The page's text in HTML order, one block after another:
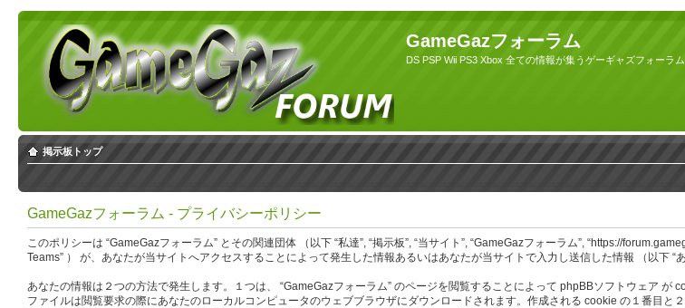
GameGazフォーラム
DS PSP Wii PS3 Xbox 全ての情報が集うゲーギャズフォーラム
掲示板トップ
GameGazフォーラム - プライバシーポリシー
このポリシーは “GameGazフォーラム” とその関連団体 （以下 “私達”, “掲示板”, “当サイト”, “GameGazフォーラム”, “https://
Teams” ） が、あなたが当サイトへアクセスすることによって発生した情報あるいはあなたが当サイトで入力し送信した情報 （以下 “
あなたの情報は２つの方法で発生します。１つは、 “GameGazフォーラム” のページを閲覧することによって phpBBソフトウェア
ファイルは閲覧要求の際にあなたのローカルコンピュータのウェブブラウザにダウンロードされます。作成される cookie の１番目と